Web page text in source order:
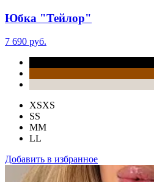
Юбка "Тейлор"
7 690 руб.
XSXS
SS
MM
LL
Добавить в избранное